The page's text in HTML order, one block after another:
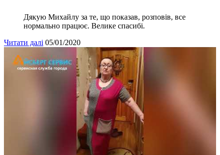
Дякую Михайлу за те, що показав, розповів, все
нормально працює. Велике спасибі.
Читати далі 05/01/2020